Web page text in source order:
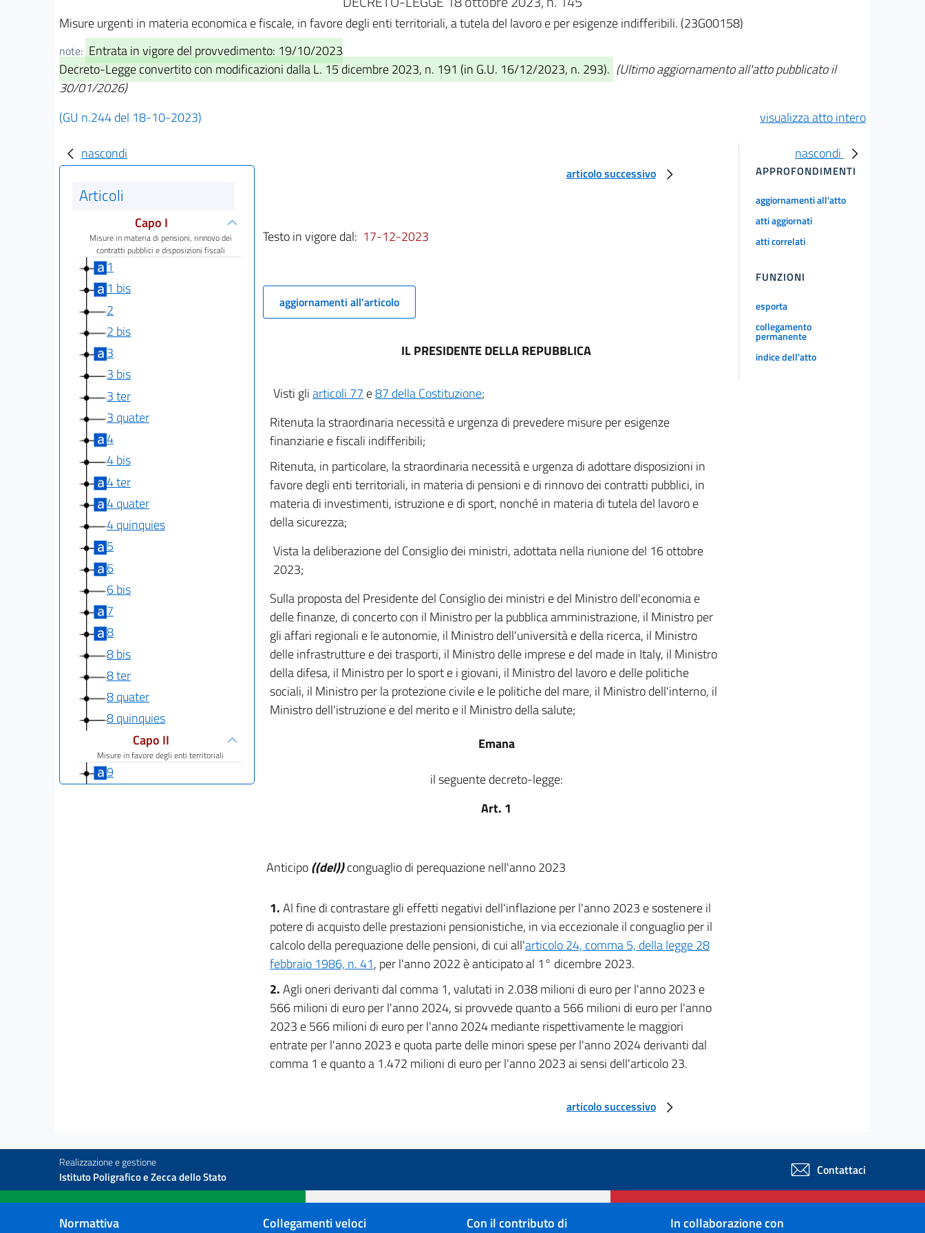
Misure urgenti in materia economica e fiscale, in favore degli enti territoriali, a tutela del lavoro e per esigenze indifferibili. (23G00158)
note: Entrata in vigore del provvedimento: 19/10/2023
Decreto-Legge convertito con modificazioni dalla L. 15 dicembre 2023, n. 191 (in G.U. 16/12/2023, n. 293). (Ultimo aggiornamento all'atto pubblicato il
30/01/2026)
(GU n.244 del 18-10-2023)
visualizza atto intero
nascondi
Articoli
Capo I
Misure in materia di pensioni, rinnovo dei
contratti pubblici e disposizioni fiscali
1
1 bis
2
2 bis
3
3 bis
3 ter
3 quater
4
4 bis
4 ter
4 quater
4 quinquies
5
6
6 bis
7
8
8 bis
8 ter
8 quater
8 quinquies
Capo II
Misure in favore degli enti territoriali
9
16
Capo IV
17
articolo successivo
Testo in vigore dal: 17-12-2023
aggiornamenti all'articolo
IL PRESIDENTE DELLA REPUBBLICA
Visti gliarticoli 77 e87 della Costituzione;
Ritenuta la straordinaria necessità e urgenza di prevedere misure per esigenze
finanziarie e fiscali indifferibili;
Ritenuta, in particolare, la straordinaria necessità e urgenza di adottare disposizioni in
favore degli enti territoriali, in materia di pensioni e di rinnovo dei contratti pubblici, in
materia di investimenti, istruzione e di sport, nonché in materia di tutela del lavoro e
della sicurezza;
Vista la deliberazione del Consiglio dei ministri, adottata nella riunione del 16 ottobre
2023;
Sulla proposta del Presidente del Consiglio dei ministri e del Ministro dell'economia e
delle finanze, di concerto con il Ministro per la pubblica amministrazione, il Ministro per
gli affari regionali e le autonomie, il Ministro dell'università e della ricerca, il Ministro
delle infrastrutture e dei trasporti, il Ministro delle imprese e del made in Italy, il Ministro
della difesa, il Ministro per lo sport e i giovani, il Ministro del lavoro e delle politiche
sociali, il Ministro per la protezione civile e le politiche del mare, il Ministro dell'interno, il
Ministro dell'istruzione e del merito e il Ministro della salute;
Emana
il seguente decreto-legge:
Art. 1
Anticipo((del))conguaglio di perequazione nell'anno 2023
1.Al fine di contrastare gli effetti negativi dell'inflazione per l'anno 2023 e sostenere il
potere di acquisto delle prestazioni pensionistiche, in via eccezionale il conguaglio per il
calcolo della perequazione delle pensioni, di cui all'articolo 24, comma 5, della legge 28
febbraio 1986, n. 41, per l'anno 2022 è anticipato al 1° dicembre 2023.
2.Agli oneri derivanti dal comma 1, valutati in 2.038 milioni di euro per l'anno 2023 e
566 milioni di euro per l'anno 2024, si provvede quanto a 566 milioni di euro per l'anno
2023 e 566 milioni di euro per l'anno 2024 mediante rispettivamente le maggiori
entrate per l'anno 2023 e quota parte delle minori spese per l'anno 2024 derivanti dal
comma 1 e quanto a 1.472 milioni di euro per l'anno 2023 ai sensi dell'articolo 23.
articolo successivo
nascondi
APPROFONDIMENTI
aggiornamenti all'atto
atti aggiornati
atti correlati
FUNZIONI
esporta
collegamento
permanente
indice dell'atto
Realizzazione e gestione
Istituto Poligrafico e Zecca dello Stato Contattaci
Normattiva Collegamenti veloci Con il contributo di In collaborazione con